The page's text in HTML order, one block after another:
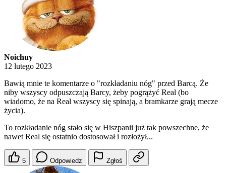
Noichuy
12 lutego 2023
Bawią mnie te komentarze o "rozkładaniu nóg" przed Barcą. Że
niby wszyscy odpuszczają Barcy, żeby pogrążyć Real (bo
wiadomo, że na Real wszyscy się spinają, a bramkarze grają mecze
życia).
To rozkładanie nóg stało się w Hiszpanii już tak powszechne, że
nawet Real się ostatnio dostosował i rozłożył...
5 Odpowiedz Zgłoś